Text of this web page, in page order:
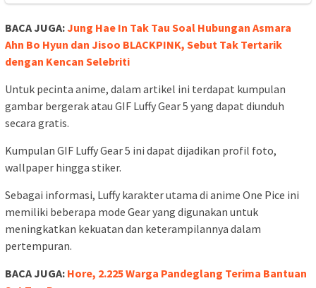
BACA JUGA:Jung Hae In Tak Tau Soal Hubungan Asmara
Ahn Bo Hyun dan Jisoo BLACKPINK, Sebut Tak Tertarik
dengan Kencan Selebriti
Untuk pecinta anime, dalam artikel ini terdapat kumpulan
gambar bergerak atau GIF Luffy Gear 5 yang dapat diunduh
secara gratis.
Kumpulan GIF Luffy Gear 5 ini dapat dijadikan profil foto,
wallpaper hingga stiker.
Sebagai informasi, Luffy karakter utama di anime One Pice ini
memiliki beberapa mode Gear yang digunakan untuk
meningkatkan kekuatan dan keterampilannya dalam
pertempuran.
BACA JUGA: Hore, 2.225 Warga Pandeglang Terima Bantuan